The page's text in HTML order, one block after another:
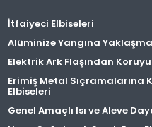
İtfaiyeci Elbiseleri
Alüminize Yangına
Elektrik Ark Flaşından
Erimiş Metal Sıçramalarına
Elbiseleri
Genel Amaçlı Isı ve Aleve